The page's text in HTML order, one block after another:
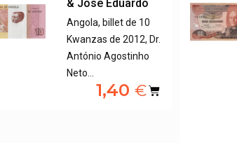
& Jose Eduardo
Angola, billet de 10
Kwanzas de 2012, Dr.
António Agostinho
Neto…
1,40 €